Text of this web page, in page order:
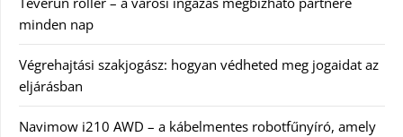
minden nap
Végrehajtási szakjogász: hogyan védheted meg jogaidat az
eljárásban
Navimow i210 AWD – a kábelmentes robotfűnyíró, amely